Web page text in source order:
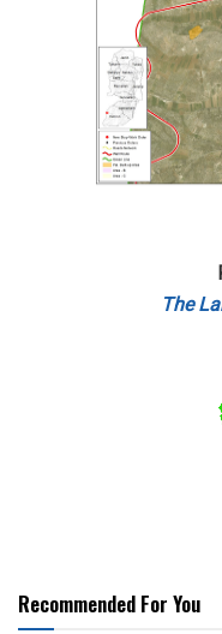
The
Recommended For You